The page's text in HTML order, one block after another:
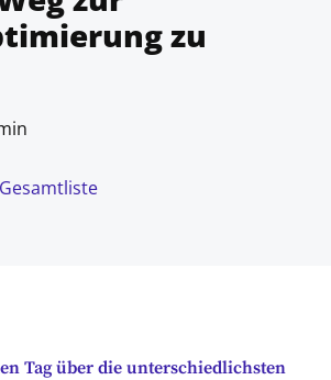
zu
Tag über die unterschiedlichsten